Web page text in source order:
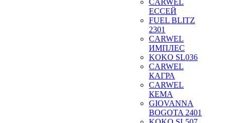
CARWEL
ЕССЕЙ
FUEL BLITZ
2301
CARWEL
ИМПЛЕС
KOKO SL036
CARWEL
КАГРА
CARWEL
КЕМА
GIOVANNA
BOGOTA 2401